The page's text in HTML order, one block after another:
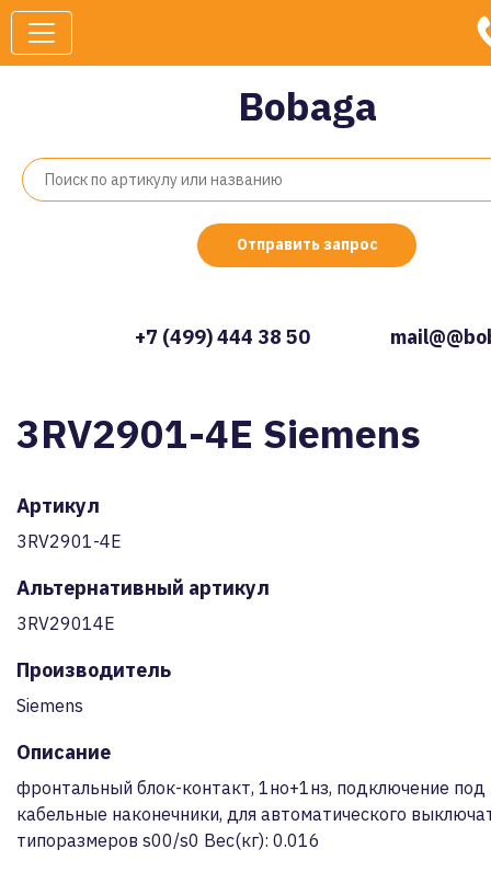
Bobaga
Отправить запрос
+7 (499) 444 38 50
3RV2901-4E Siemens
Артикул
3RV2901-4E
Альтернативный артикул
3RV29014E
Производитель
Siemens
Описание
фронтальный блок-контакт, 1но+1нз, подключение
кабельные наконечники, для автоматического
типоразмеров s00/s0 Вес(кг): 0.016